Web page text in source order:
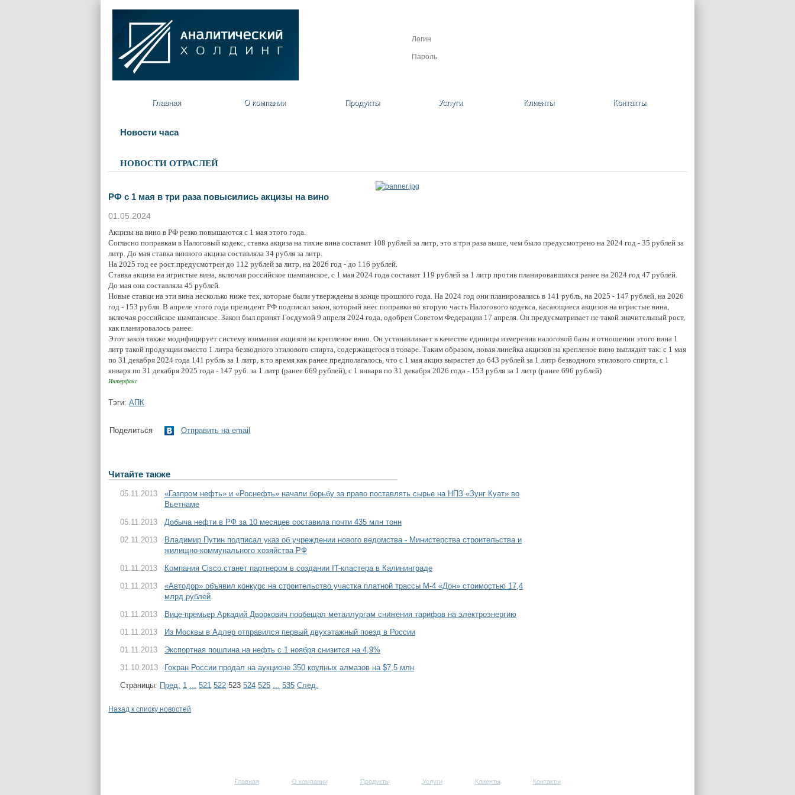
Главная О компании Продукты Услуги Клиенты Контакты
Новости часа
НОВОСТИ ОТРАСЛЕЙ
РФ с 1 мая в три раза повысились акцизы на вино
01.05.2024
Акцизы на вино в РФ резко повышаются с 1 мая этого года.
Согласно поправкам в Налоговый кодекс, ставка акциза на тихие вина составит 108 рублей за литр, это в три раза выше, чем было предусмотрено на 2024 год - 35 рублей за
литр. До мая ставка винного акциза составляла 34 рубля за литр.
На 2025 год ее рост предусмотрен до 112 рублей за литр, на 2026 год - до 116 рублей.
Ставка акциза на игристые вина, включая российское шампанское, с 1 мая 2024 года составит 119 рублей за 1 литр против планировавшихся ранее на 2024 год 47 рублей.
До мая она составляла 45 рублей.
Новые ставки на эти вина несколько ниже тех, которые были утверждены в конце прошлого года. На 2024 год они планировались в 141 рубль, на 2025 - 147 рублей, на 2026
год - 153 рубля. В апреле этого года президент РФ подписал закон, который внес поправки во вторую часть Налогового кодекса, касающиеся акцизов на игристые вина,
включая российское шампанское. Закон был принят Госдумой 9 апреля 2024 года, одобрен Советом Федерации 17 апреля. Он предусматривает не такой значительный рост,
как планировалось ранее.
Этот закон также модифицирует систему взимания акцизов на крепленое вино. Он устанавливает в качестве единицы измерения налоговой базы в отношении этого вина 1
литр такой продукции вместо 1 литра безводного этилового спирта, содержащегося в товаре. Таким образом, новая линейка акцизов на крепленое вино выглядит так: с 1 мая
по 31 декабря 2024 года 141 рубль за 1 литр, в то время как ранее предполагалось, что с 1 мая акциз вырастет до 643 рублей за 1 литр безводного этилового спирта, с 1
января по 31 декабря 2025 года - 147 руб. за 1 литр (ранее 669 рублей), с 1 января по 31 декабря 2026 года - 153 рубля за 1 литр (ранее 696 рублей)
Интерфакс
Тэги: АПК
Поделиться Отправить на email
Читайте также
05.11.2013
«Газпром нефть» и «Роснефть» начали борьбу за право поставлять сырье на НПЗ «Зунг Куат» во
Вьетнаме
05.11.2013
Добыча нефти в РФ за 10 месяцев составила почти 435 млн тонн
02.11.2013
Владимир Путин подписал указ об учреждении нового ведомства - Министерства строительства и
жилищно-коммунального хозяйства РФ
01.11.2013
Компания Cisco станет партнером в создании IT-кластера в Калининграде
01.11.2013
«Автодор» объявил конкурс на строительство участка платной трассы М-4 «Дон» стоимостью 17,4
млрд рублей
01.11.2013
Вице-премьер Аркадий Дворкович пообещал металлургам снижения тарифов на электроэнергию
01.11.2013
Из Москвы в Адлер отправился первый двухэтажный поезд в России
01.11.2013
Экспортная пошлина на нефть с 1 ноября снизится на 4,9%
31.10.2013
Гохран России продал на аукционе 350 крупных алмазов на $7,5 млн
Страницы: Пред. 1 ... 521 522 523 524 525 ... 535 След.
Назад к списку новостей
Главная О компании Продукты Услуги Клиенты Контакты